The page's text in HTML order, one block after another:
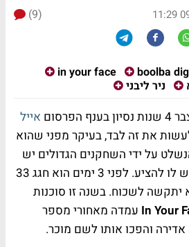
(9)
boolba
in your face
ניר ליבני
אייל
את זה לבד, בעיקר מפני שהוא
על ידי השחקנים הגדולים יש
פתיחות נמוכה למה שיש לו להציע. לפני 3 ימים הוא חגג 33
לשכוח. בשנה זו סוכנות
In Your עמדה מאחורי מספר
והפכו אותו לשם מוכר.